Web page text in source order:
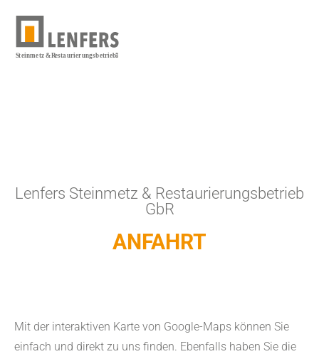
springen
Lenfers Steinmetz & Restaurierungsbetrieb
GbR
ANFAHRT
Mit der interaktiven Karte von Google-Maps können Sie
einfach und direkt zu uns finden. Ebenfalls haben Sie die